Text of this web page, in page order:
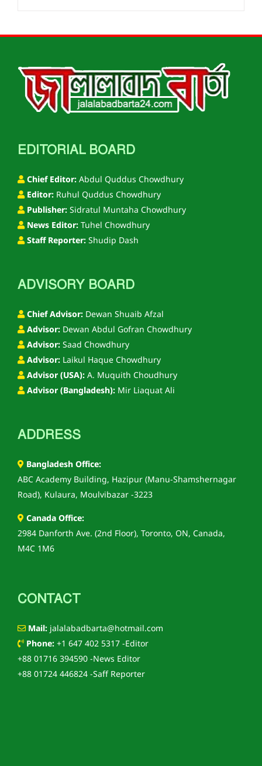
EDITORIAL BOARD
Chief Editor: Abdul Quddus Chowdhury
Editor: Ruhul Quddus Chowdhury
Publisher: Sidratul Muntaha Chowdhury
News Editor: Tuhel Chowdhury
Staff Reporter: Shudip Dash
ADVISORY BOARD
Chief Advisor: Dewan Shuaib Afzal
Advisor: Dewan Abdul Gofran Chowdhury
Advisor: Saad Chowdhury
Advisor: Laikul Haque Chowdhury
Advisor (USA): A. Muquith Choudhury
Advisor (Bangladesh): Mir Liaquat Ali
ADDRESS
Bangladesh Office:
ABC Academy Building, Hazipur (Manu-Shamshernagar
Road), Kulaura, Moulvibazar -3223
Canada Office:
2984 Danforth Ave. (2nd Floor), Toronto, ON, Canada,
M4C 1M6
CONTACT
Mail: jalalabadbarta@hotmail.com
Phone: +1 647 402 5317 -Editor
+88 01716 394590 -News Editor
+88 01724 446824 -Saff Reporter